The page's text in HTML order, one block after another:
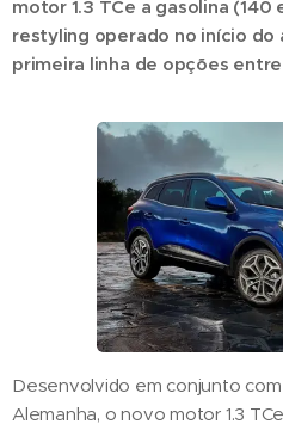
motor 1.3 TCe a gasolina (140
restyling operado no início do
primeira linha de opções
Desenvolvido em conjunto
Alemanha, o novo motor 1.3